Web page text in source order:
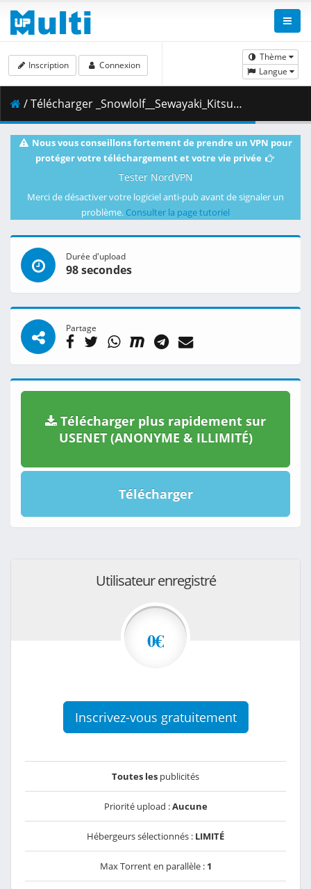
Thème
Langue
Inscription Connexion
/ Télécharger _Snowlolf__Sewayaki_Kitsune_no_Senko-san_-_05_Vostfr__720p_x264_8_bits_AAC_.mp4 ( 144.13 MB )
Nous vous conseillons fortement de prendre un VPN pour
protéger votre téléchargement et votre vie privée
Tester NordVPN
Merci de désactiver votre logiciel anti-pub avant de signaler un
problème. Consulter la page tutoriel
Durée d'upload
98 secondes
Partage
Télécharger plus rapidement sur
USENET (ANONYME & ILLIMITÉ)
Télécharger
Utilisateur enregistré
0€
Inscrivez-vous gratuitement
Toutes les publicités
Priorité upload :Aucune
Hébergeurs sélectionnés : LIMITÉ
Max Torrent en parallèle : 1